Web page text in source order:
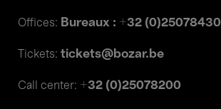
Offices: Bureaux : +32 (0)25078430
Tickets: tickets@bozar.be
Call center: +32 (0)25078200